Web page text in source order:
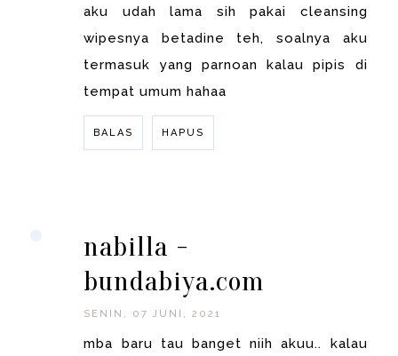
aku udah lama sih pakai cleansing
wipesnya betadine teh, soalnya aku
termasuk yang parnoan kalau pipis di
tempat umum hahaa
BALAS HAPUS
nabilla -
bundabiya.com
SENIN, 07 JUNI, 2021
mba baru tau banget niih akuu.. kalau